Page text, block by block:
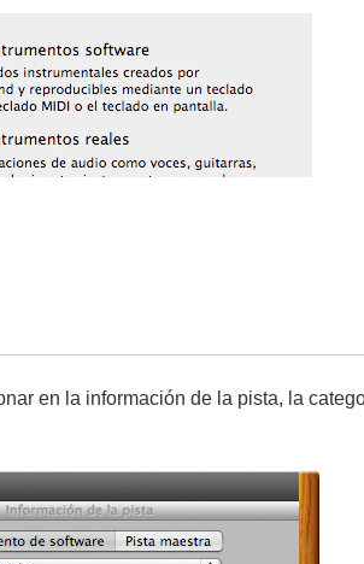
en la información de la pista, la